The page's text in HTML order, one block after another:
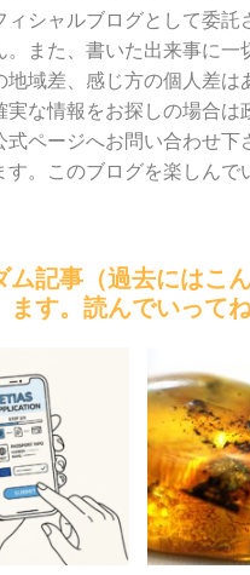
ィシャルブログとして委託
。また、書いた出来事に一
地域差、感じ方の個人差は
実な情報をお探しの場合は
式ページへお問い合わせ下
す。このブログを楽しんで
記事（過去にはこ
ます。読んでいってね